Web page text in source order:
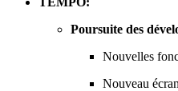
Poursuite des
Nouvelles
Nouveau écran